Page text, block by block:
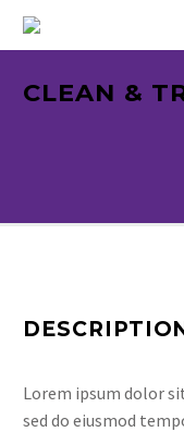
CLEAN &
Lorem ipsum dolor
sed do eiusmod